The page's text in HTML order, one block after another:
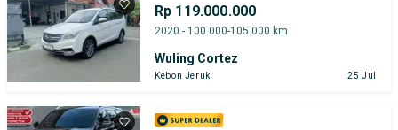
Rp 119.000.000
2020 - 100.000-105.000 km
Wuling Cortez
Kebon Jeruk 25 Jul